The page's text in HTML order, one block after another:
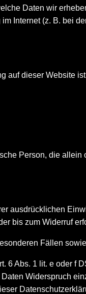
Daten wir
Internet (z. B. bei
auf dieser Website
Person, die
ausdrücklichen
bis zum Widerruf
Fällen
6 Abs. 1 lit. e oder f
Widerspruch